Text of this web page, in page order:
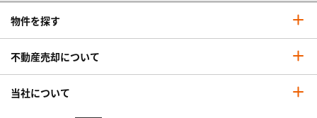
物件を探す
不動産売却について
当社について